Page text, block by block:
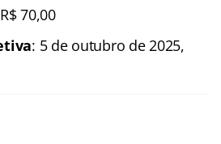
70,00
: 5 de outubro de 2025,